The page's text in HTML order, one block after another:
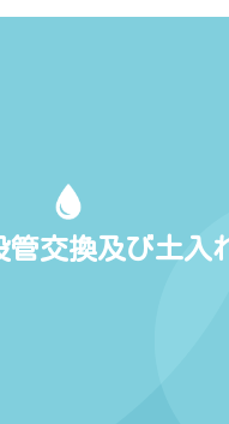
管交換及び土入